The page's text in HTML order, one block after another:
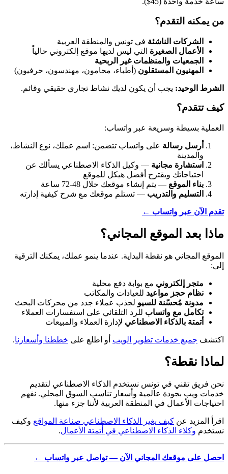
من يمكنه التقدم؟
الشركات الناشئةفي تونس والمنطقة العربية
الأعمال الصغيرة التي ليس لديها موقع إلكتروني حالياً
الجمعيات والمنظمات غير الربحية
المهنيون المستقلون(أطباء، محامون، مهندسون، حرفيون)
الشرط الوحيد:يجب أن يكون لديك نشاط تجاري حقيقي وقائم.
كيف تتقدم؟
العملية بسيطة وسريعة عبر واتساب:
أرسل رسالةعلى واتساب تتضمن: اسم عملك، نوع النشاط،
والمدينة
استشارة مجانية— وكيل الذكاء الاصطناعي يسألك عن
احتياجاتك ويقترح أفضل هيكل للموقع
بناء الموقع— يتم إنشاء موقعك خلال 48-72 ساعة
التسليم والتدريب— تستلم موقعك مع شرح كيفية إدارته
تقدم الآن عبر واتساب ←
ماذا بعد الموقع المجاني؟
الموقع المجاني هو نقطة البداية. عندما ينمو عملك، يمكنك الترقية
إلى:
متجر إلكتروني مع بوابة دفع محلية
نظام حجز مواعيدللعيادات والمكاتب
مدونة مُحسّنة للسيولجذب عملاء جدد من محركات البحث
تكامل مع واتسابللرد التلقائي على استفسارات العملاء
أتمتة بالذكاء الاصطناعي لإدارة العملاء والمبيعات
اكتشف جميع خدمات تطوير الويبأو اطلع على خططنا وأسعارنا .
لماذا نقطة؟
نحن فريق تقني في تونس نستخدم الذكاء الاصطناعي لتقديم
خدمات ويب بجودة عالمية وأسعار تناسب السوق المحلي. نفهم
احتياجات الأعمال في المنطقة العربية لأننا جزء منها.
اقرأ المزيد عنكيف يغير الذكاء الاصطناعي صناعة المواقعوكيف
نستخدموكلاء الذكاء الاصطناعي في أتمتة الأعمال
احصل على موقعك المجاني الآن — تواصل عبر واتساب ←